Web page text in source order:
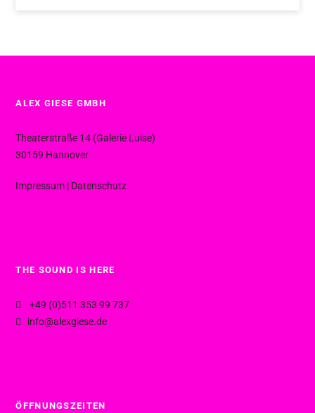
ALEX GIESE GMBH
Theaterstraße 14 (Galerie Luise)
30159 Hannover
Impressum | Datenschutz
THE SOUND IS HERE
+49 (0)511 353 99 737
info@alexgiese.de
ÖFFNUNGSZEITEN